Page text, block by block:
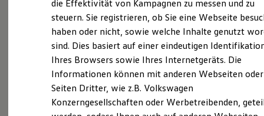
Nachhaltigkeit
Technologie
Kosten und Kauf
Verbrauchskosten
Kaufoptionen
E-Auto-Förderung
Software und Konnektivität
ID. Software Versionen und Updates
Digitale Extras
Schnittstellen zu Ihrem ID.
Überblick
Gebrauchtwagen
Service
Volkswagen Economy
Service
die Effektivität von Kampagnen zu messen und zu
steuern. Sie registrieren, ob Sie eine Webseite
haben oder nicht, sowie welche Inhalte genutzt
sind. Dies basiert auf einer eindeutigen
Ihres Browsers sowie Ihres Internetgeräts. Die
Informationen können mit anderen Webseiten oder
Seiten Dritter, wie z.B. Volkswagen
Konzerngesellschaften oder Werbetreibenden,